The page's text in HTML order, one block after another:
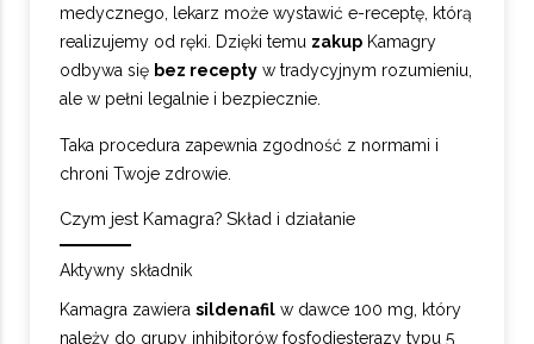
medycznego, lekarz może wystawić e-receptę, którą
realizujemy od ręki. Dzięki temu zakup Kamagry
odbywa się bez recepty w tradycyjnym rozumieniu,
ale w pełni legalnie i bezpiecznie.
Taka procedura zapewnia zgodność z normami i
chroni Twoje zdrowie.
Czym jest Kamagra? Skład i działanie
Aktywny składnik
Kamagra zawiera sildenafil w dawce 100 mg, który
należy do grupy inhibitorów fosfodiesterazy typu 5